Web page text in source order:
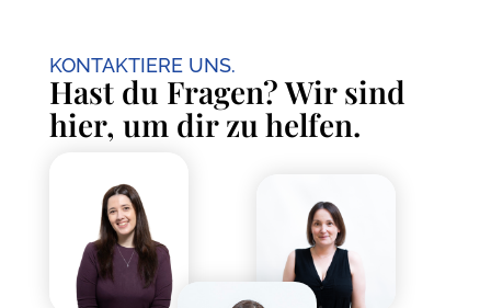
KONTAKTIERE UNS.
Hast du Fragen? Wir sind
hier, um dir zu helfen.